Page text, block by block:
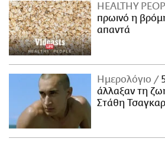
HEALTHY
πρωινό η
απαντά
Ημερολόγιο
άλλαξαν τη
Στάθη